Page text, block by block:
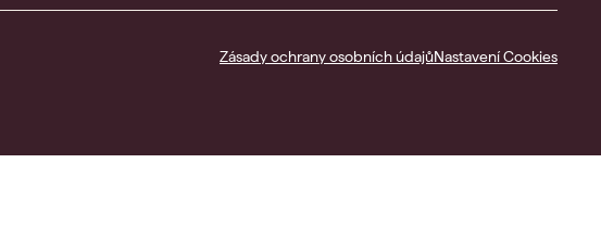
Zásady ochrany osobních údajůNastavení Cookies